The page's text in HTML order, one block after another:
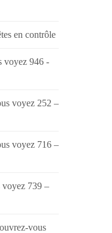
en contrôle
voyez 946 -
voyez 252 –
voyez 716 –
voyez 739 –
vous